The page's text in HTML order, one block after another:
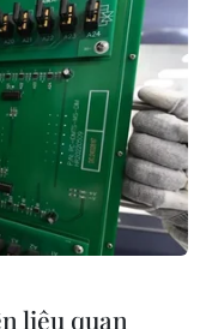
pháp bám sát
pháp.
liệu quan